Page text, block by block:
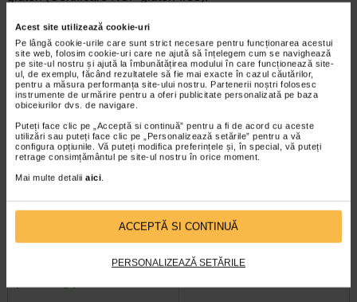
Acest site utilizează cookie-uri
Pe lângă cookie-urile care sunt strict necesare pentru funcționarea acestui
site web, folosim cookie-uri care ne ajută să înțelegem cum se navighează
pe site-ul nostru și ajută la îmbunătățirea modului în care funcționează site-
ul, de exemplu, făcând rezultatele să fie mai exacte în cazul căutărilor,
pentru a măsura performanța site-ului nostru. Partenerii noștri folosesc
instrumente de urmărire pentru a oferi publicitate personalizată pe baza
obiceiurilor dvs. de navigare.
Puteți face clic pe „Acceptă si continuă” pentru a fi de acord cu aceste
utilizări sau puteți face clic pe „Personalizează setările” pentru a vă
configura opțiunile. Vă puteți modifica preferințele și, în special, vă puteți
retrage consimțământul pe site-ul nostru în orice moment.
Mai multe detalii aici.
ACCEPTĂ SI CONTINUĂ
PERSONALIZEAZĂ SETĂRILE
Brand: SECOM
*Pentru pret te asteptam in cea mai apropiata farmacie Catena
VEZI PRODUSE DIN ACEEASI CATEGORIE
-22%
Smecta GO Cacao & Caramel 8
-36,66%
Natulax, 20 comprimate, Sun